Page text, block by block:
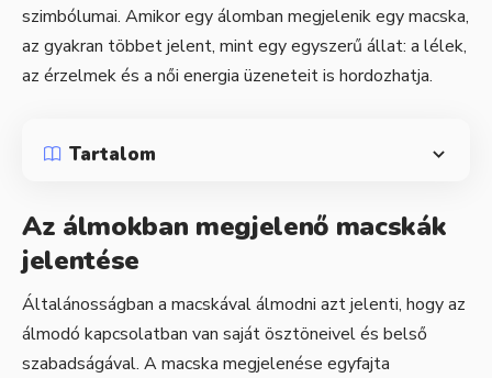
szimbólumai. Amikor egy álomban megjelenik egy macska,
az gyakran többet jelent, mint egy egyszerű állat: a lélek,
az érzelmek és a női energia üzeneteit is hordozhatja.
Tartalom
Az álmokban megjelenő macskák
jelentése
Általánosságban a macskával álmodni azt jelenti, hogy az
álmodó kapcsolatban van saját ösztöneivel és belső
szabadságával. A macska megjelenése egyfajta